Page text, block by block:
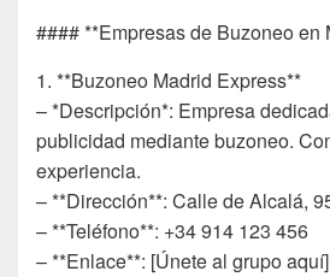
#### **Empresas de Buzoneo en
1. **Buzoneo Madrid Express**
– *Descripción*: Empresa
publicidad mediante buzoneo.
experiencia.
– **Dirección**: Calle de Alcalá,
– **Teléfono**: +34 914 123 456
– **Enlace**: [Únete al grupo